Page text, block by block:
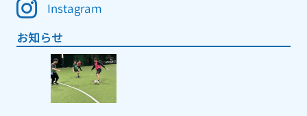
Instagram
お知らせ